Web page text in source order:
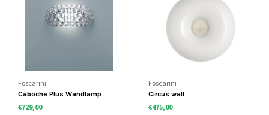
Foscarini
Caboche Plus Wandlamp
€729,00
Foscarini
Circus wall
€475,00